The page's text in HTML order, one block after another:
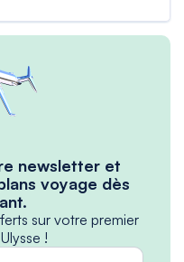
newsletter et
voyage dès
sur votre premier
!